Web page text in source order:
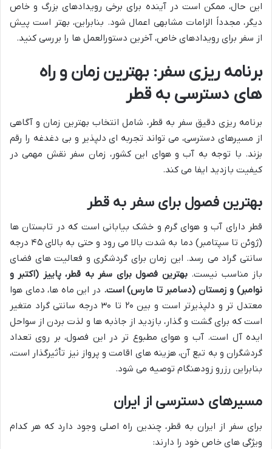
این حال، ممکن است در آینده برای برخی رویدادهای بزرگ و خاص
دیگر، مجدداً الزامات مشابهی اعمال شود. بنابراین، بهتر است پیش
از سفر برای رویدادهای خاص، آخرین دستورالعمل ها را بررسی کنید.
برنامه ریزی سفر: بهترین زمان و راه
های دسترسی به قطر
برنامه ریزی دقیق سفر به قطر، شامل انتخاب بهترین زمان و آگاهی
از مسیرهای دسترسی، می تواند تجربه ای دلپذیر و بی دغدغه را رقم
بزند. با توجه به آب و هوای این کشور، زمان سفر نقش مهمی در
کیفیت بازدید ایفا می کند.
بهترین فصول برای سفر به قطر
قطر دارای آب و هوای گرم و خشک بیابانی است که در تابستان ها
(ژوئن تا سپتامبر) دما به شدت بالا می رود و حتی به بالای ۴۵ درجه
سانتی گراد می رسد. این زمان برای گردشگری و فعالیت های فضای
باز مناسب نیست.بهترین فصول برای سفر به قطر، پاییز (اکتبر و
نوامبر) و زمستان (دسامبر تا مارس) است. در این ماه ها، دمای هوا
معتدل تر و دلپذیرتر است و بین ۲۰ تا ۳۰ درجه سانتی گراد متغیر
است که برای گشت و گذار، بازدید از جاذبه ها و لذت بردن از سواحل
ایده آل است. آب و هوای مطبوع تر در این فصول، بر روی تعداد
گردشگران و به تبع آن، هزینه های اقامت و پرواز نیز تأثیرگذار است،
بنابراین رزرو زودهنگام توصیه می شود.
مسیرهای دسترسی از ایران
برای سفر از ایران به قطر، چندین راه اصلی وجود دارد که هر کدام
ویژگی های خاص خود را دارند: